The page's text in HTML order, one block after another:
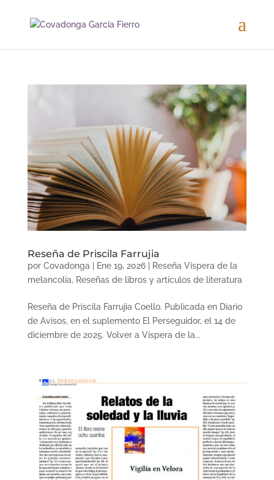
Reseña de Priscila Farrujia
por Covadonga Ene 19, 2026|
Reseña Víspera de la
melancolía, Reseñas de libros y artículos de literatura
Reseña de Priscila Farrujia Coello. Publicada en Diario
de Avisos, en el suplemento El Perseguidor, el 14 de
diciembre de 2025. Volver a Víspera de la...